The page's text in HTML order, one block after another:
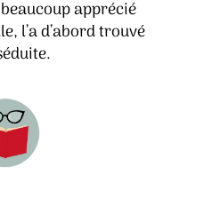
apprécié
l’a d’abord trouvé